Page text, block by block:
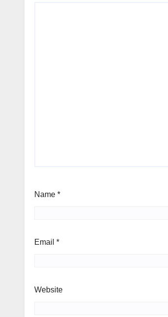
Name *
Email *
Website